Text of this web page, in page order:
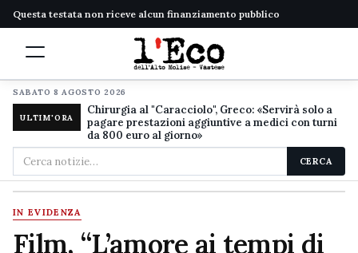
Questa testata non riceve alcun finanziamento pubblico
SABATO 8 AGOSTO 2026
ULTIM'ORA
Chirurgia al "Caracciolo", Greco: «Servirà solo a
pagare prestazioni aggiuntive a medici con turni
da 800 euro al giorno»
Cerca
nel
sito
CERCA
IN EVIDENZA
Film, “L’amore ai tempi di